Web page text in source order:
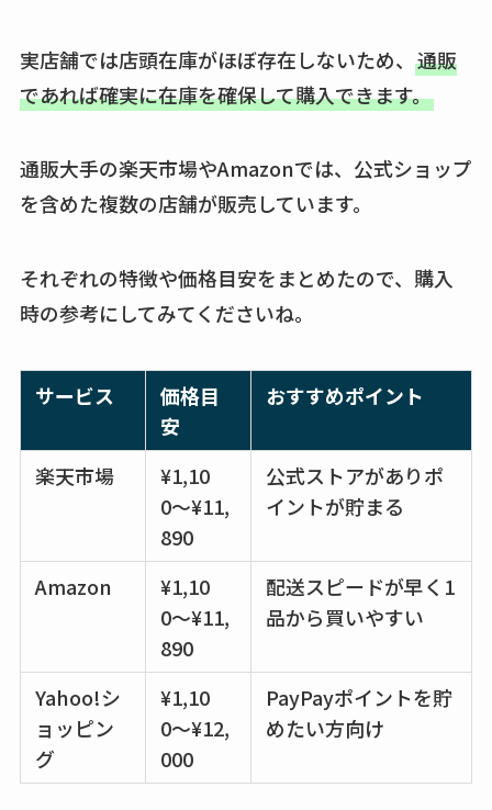
れの口コミも調査
しまむら布団セット
半額になるのはい
つ？激安販売店・通
karseellはどこで売っ
てる？ロフトやハン
amazonなど通販の販
売店も調査
エッセンシャルフラ
ットが廃盤？なぜ？
売ってない？どこで
など解説
ビタクラフトのウル
復刻はある？ウルト
ラカパーは品切れ？
売ってる場所調査
実店舗では店頭在庫がほぼ存在しないため、 通販
であれば確実に在庫を確保して購入できます。
通販大手の楽天市場やAmazonでは、公式ショップ
を含めた複数の店舗が販売しています。
それぞれの特徴や価格目安をまとめたので、購入
時の参考にしてみてくださいね。
サービス
価格目
安
おすすめポイント
楽天市場
¥1,10
0〜¥11,
890
公式ストアがありポ
イントが貯まる
Amazon
¥1,10
0〜¥11,
890
配送スピードが早く1
品から買いやすい
Yahoo!シ
ョッピン
グ
¥1,10
0〜¥12,
000
PayPayポイントを貯
めたい方向け